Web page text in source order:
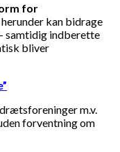
for
kan bidrage
samtidig indberette
bliver
m.v.
forventning om